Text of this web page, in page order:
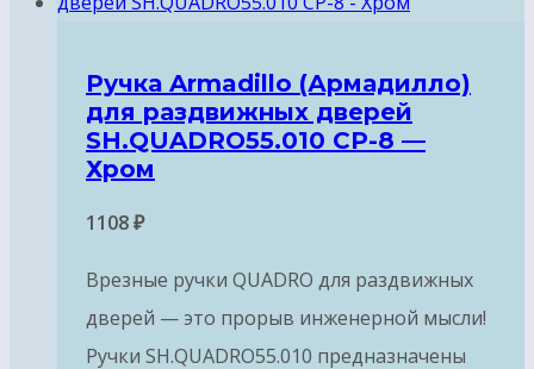
Ручка Armadillo (Армадилло)
для раздвижных дверей
SH.QUADRO55.010 CP-8 —
Хром
1108₽
Врезные ручки QUADRO для раздвижных
дверей — это прорыв инженерной мысли!
Ручки SH.QUADRO55.010 предназначены